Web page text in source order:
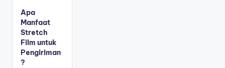
Apa
Manfaat
Stretch
Film untuk
Pengiriman
?